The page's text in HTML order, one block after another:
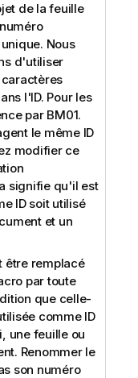
de la feuille
Nous
d'utiliser
l'ID. Pour les
par BM01.
le même ID
modifier ce
signifie qu'il est
ID soit utilisé
et un
être remplacé
par toute
que celle-
comme ID
une feuille ou
Renommer le
son numéro